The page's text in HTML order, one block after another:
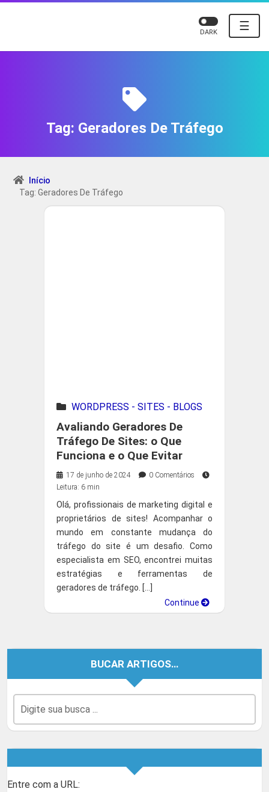
☰
DARK
Tag: Geradores De Tráfego
Início
Tag: Geradores De Tráfego
WORDPRESS - SITES - BLOGS
Avaliando Geradores De
Tráfego De Sites: o Que
Funciona e o Que Evitar
17 de junho de 2024
0 Comentários
Leitura: 6 min
Olá, profissionais de marketing digital e
proprietários de sites! Acompanhar o
mundo em constante mudança do
tráfego do site é um desafio. Como
especialista em SEO, encontrei muitas
estratégias e ferramentas de
geradores de tráfego. […]
Continue
BUCAR ARTIGOS…
Entre com a URL: